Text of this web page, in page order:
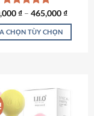
Được xếp
hạng4.80
5 sao
₫ – 465,000₫
CHỌN TÙY CHỌN
nhiều
biến